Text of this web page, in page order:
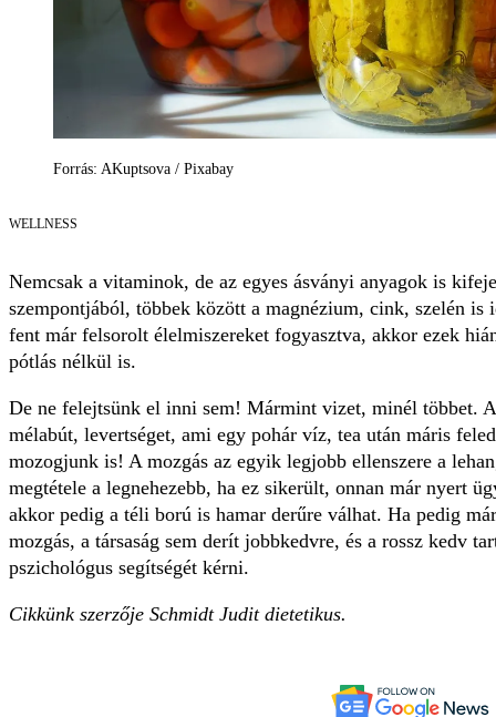
Forrás: AKuptsova / Pixabay
WELLNESS
Nemcsak a vitaminok, de az egyes ásványi anyagok is
szempontjából, többek között a magnézium, cink, szelén is
fent már felsorolt élelmiszereket fogyasztva, akkor ezek
pótlás nélkül is.
De ne felejtsünk el inni sem! Mármint vizet, minél többet.
mélabút, levertséget, ami egy pohár víz, tea után máris
mozogjunk is! A mozgás az egyik legjobb ellenszere a
megtétele a legnehezebb, ha ez sikerült, onnan már nyert
akkor pedig a téli ború is hamar derűre válhat. Ha pedig
mozgás, a társaság sem derít jobbkedvre, és a rossz kedv
pszichológus segítségét kérni.
Cikkünk szerzője Schmidt Judit dietetikus.